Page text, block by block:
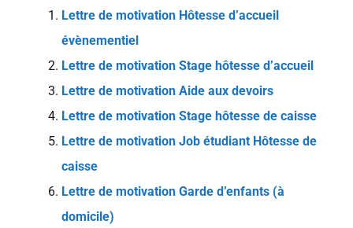
Lettre de motivation Hôtesse d’accueil
évènementiel
Lettre de motivation Stage hôtesse d’accueil
Lettre de motivation Aide aux devoirs
Lettre de motivation Stage hôtesse de caisse
Lettre de motivation Job étudiant Hôtesse de
caisse
Lettre de motivation Garde d’enfants (à
domicile)